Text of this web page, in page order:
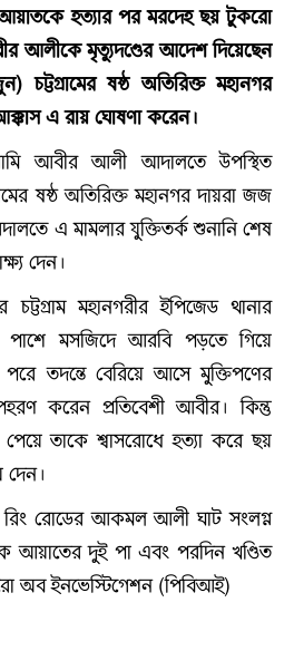
আয়াতকে হত্যার পর মরদেহ ছয় টুকরো
আলীকে মৃত্যুদণ্ডের আদেশ দিয়েছেন
ষষ্ঠ অতিরিক্ত মহানগর
এ রায় ঘোষণা করেন।
আবীর আলী আদালতে উপস্থিত
ষষ্ঠ অতিরিক্ত মহানগর দায়রা জজ
এ মামলার যুক্তিতর্ক শুনানি শেষ
দেন।
মহানগরীর ইপিজেড থানার
পাশে মসজিদে আরবি পড়তে গিয়ে
তদন্তে বেরিয়ে আসে মুক্তিপণের
করেন প্রতিবেশী আবীর। কিন্তু
তাকে শ্বাসরোধে হত্যা করে ছয়
দেন।
রোডের আকমল আলী ঘাট সংলগ্ন
আয়াতের দুই পা এবং পরদিন খণ্ডিত
অব ইনভেস্টিগেশন (পিবিআই)